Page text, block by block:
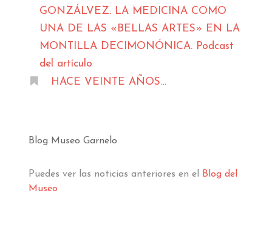
GONZÁLVEZ. LA MEDICINA COMO
UNA DE LAS «BELLAS ARTES» EN LA
MONTILLA DECIMONÓNICA. Podcast
del artículo
HACE VEINTE AÑOS…
Blog Museo Garnelo
Puedes ver las noticias anteriores en el
Blog del
Museo